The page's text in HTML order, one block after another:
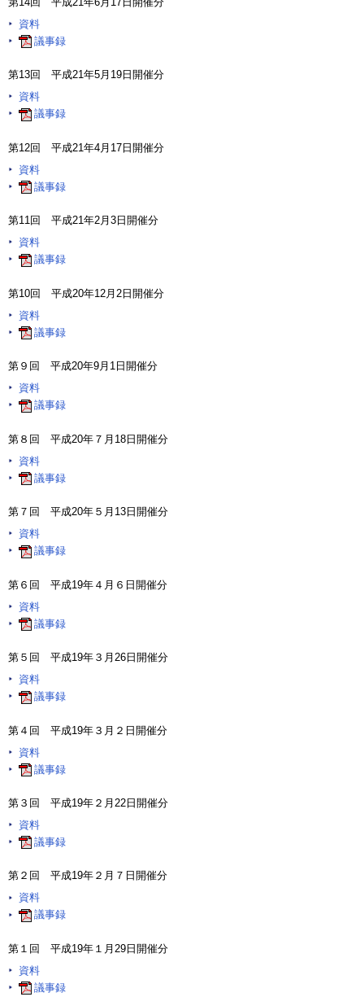
資料
議事録
第13回 平成21年5月19日開催分
資料
議事録
第12回 平成21年4月17日開催分
資料
議事録
第11回 平成21年2月3日開催分
資料
議事録
第10回 平成20年12月2日開催分
資料
議事録
第９回 平成20年9月1日開催分
資料
議事録
第８回 平成20年７月18日開催分
資料
議事録
第７回 平成20年５月13日開催分
資料
議事録
第６回 平成19年４月６日開催分
資料
議事録
第５回 平成19年３月26日開催分
資料
議事録
第４回 平成19年３月２日開催分
資料
議事録
第３回 平成19年２月22日開催分
資料
議事録
第２回 平成19年２月７日開催分
資料
議事録
第１回 平成19年１月29日開催分
資料
議事録